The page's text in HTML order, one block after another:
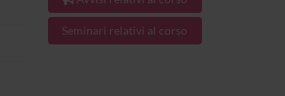
Seminari relativi al corso